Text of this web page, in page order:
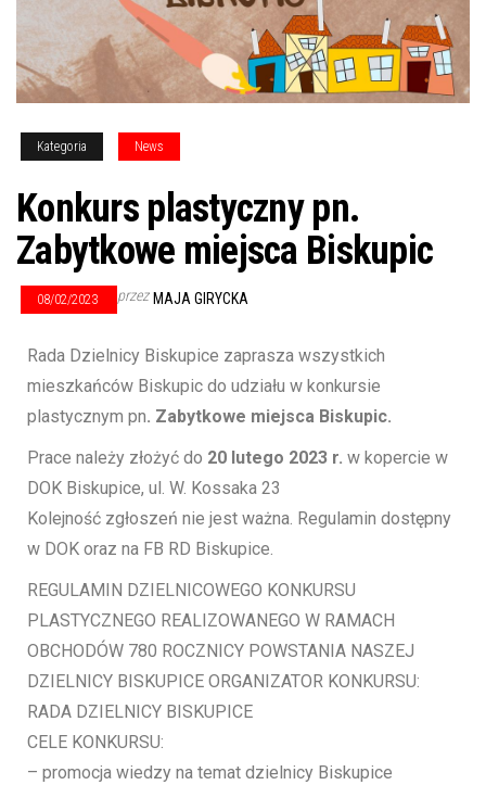
Kategoria News
Konkurs plastyczny pn.
Zabytkowe miejsca Biskupic
08/02/2023 przez MAJA GIRYCKA
Rada Dzielnicy Biskupice zaprasza wszystkich
mieszkańców Biskupic do udziału w konkursie
plastycznym pn. Zabytkowe miejsca Biskupic.
Prace należy złożyć do 20 lutego 2023 r. w kopercie w
DOK Biskupice, ul. W. Kossaka 23
Kolejność zgłoszeń nie jest ważna. Regulamin dostępny
w DOK oraz na FB RD Biskupice.
REGULAMIN DZIELNICOWEGO KONKURSU
PLASTYCZNEGO REALIZOWANEGO W RAMACH
OBCHODÓW 780 ROCZNICY POWSTANIA NASZEJ
DZIELNICY BISKUPICE ORGANIZATOR KONKURSU:
RADA DZIELNICY BISKUPICE
CELE KONKURSU:
– promocja wiedzy na temat dzielnicy Biskupice